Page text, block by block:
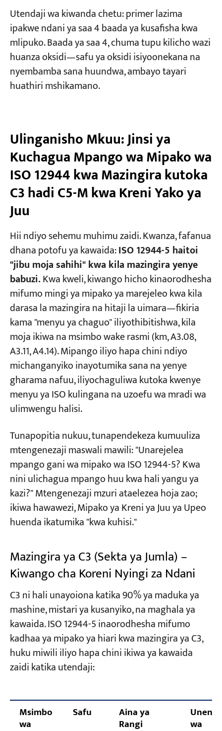
Utendaji wa kiwanda chetu: primer lazima
ipakwe ndani ya saa 4 baada ya kusafisha kwa
mlipuko. Baada ya saa 4, chuma tupu kilicho wazi
huanza oksidi—safu ya oksidi isiyoonekana na
nyembamba sana huundwa, ambayo tayari
huathiri mshikamano.
Ulinganisho Mkuu: Jinsi ya
Kuchagua Mpango wa Mipako wa
ISO 12944 kwa Mazingira kutoka
C3 hadi C5-M kwa Kreni Yako ya
Juu
Hii ndiyo sehemu muhimu zaidi. Kwanza, fafanua
dhana potofu ya kawaida:ISO 12944-5 haitoi
"jibu moja sahihi" kwa kila mazingira yenye
babuzi.Kwa kweli, kiwango hicho kinaorodhesha
mifumo mingi ya mipako ya marejeleo kwa kila
darasa la mazingira na hitaji la uimara—fikiria
kama "menyu ya chaguo" iliyothibitishwa, kila
moja ikiwa na msimbo wake rasmi (km, A3.08,
A3.11, A4.14). Mipango iliyo hapa chini ndiyo
michanganyiko inayotumika sana na yenye
gharama nafuu, iliyochaguliwa kutoka kwenye
menyu ya ISO kulingana na uzoefu wa mradi wa
ulimwengu halisi.
Tunapopitia nukuu, tunapendekeza kumuuliza
mtengenezaji maswali mawili: "Unarejelea
mpango gani wa mipako wa ISO 12944-5? Kwa
nini ulichagua mpango huu kwa hali yangu ya
kazi?" Mtengenezaji mzuri ataelezea hoja zao;
ikiwa hawawezi, Mipako ya Kreni ya Juu ya Upeo
huenda ikatumika "kwa kuhisi."
Mazingira ya C3 (Sekta ya Jumla) –
Kiwango cha Koreni Nyingi za Ndani
C3 ni hali unayoiona katika 90% ya maduka ya
mashine, mistari ya kusanyiko, na maghala ya
kawaida. ISO 12944-5 inaorodhesha mifumo
kadhaa ya mipako ya hiari kwa mazingira ya C3,
huku miwili iliyo hapa chini ikiwa ya kawaida
zaidi katika utendaji:
Msimbo
wa
Safu Aina ya
Rangi
Unene
wa